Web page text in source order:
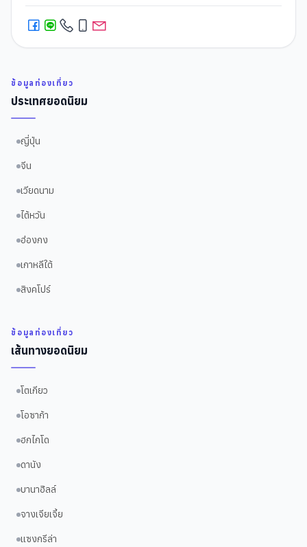
ข้อมูลท่องเที่ยว
ประเทศยอดนิยม
ญี่ปุ่น
จีน
เวียดนาม
ไต้หวัน
ฮ่องกง
เกาหลีใต้
สิงคโปร์
ข้อมูลท่องเที่ยว
เส้นทางยอดนิยม
โตเกียว
โอซาก้า
ฮกไกโด
ดานัง
บานาฮิลล์
จางเจียเจี้ย
แซงกรีล่า